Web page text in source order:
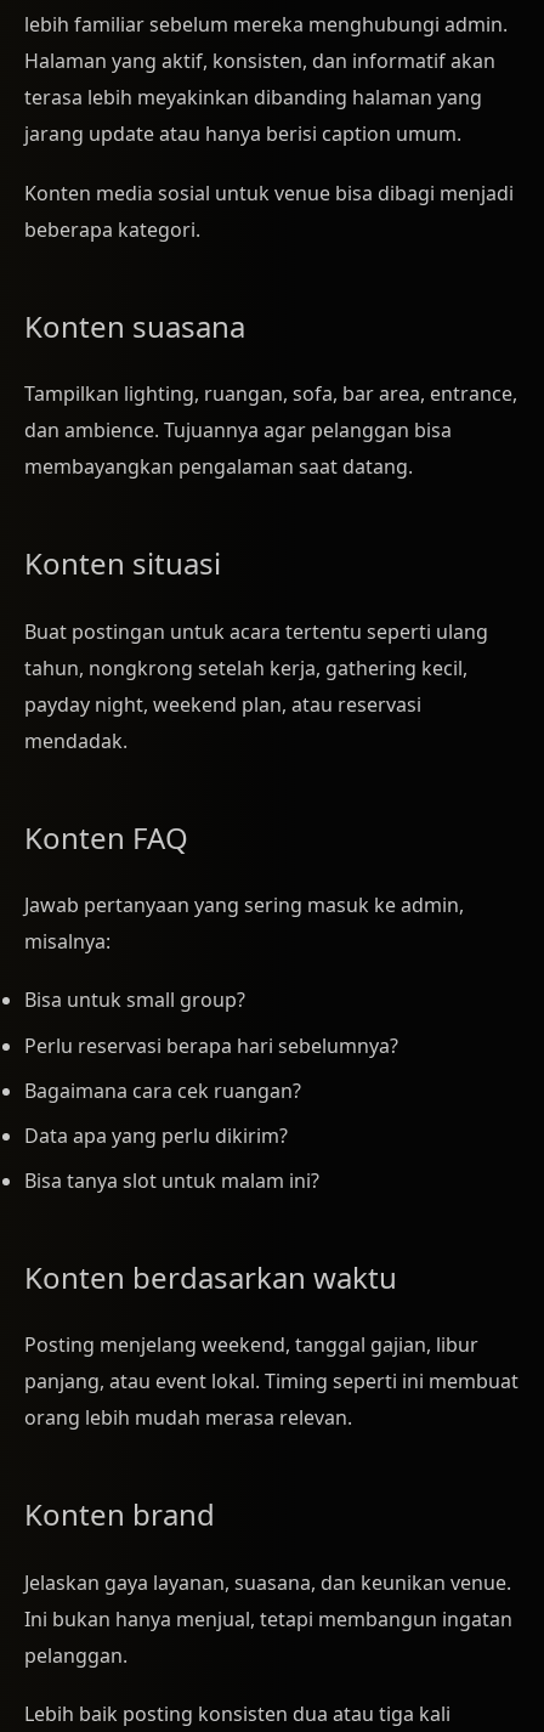
lebih familiar sebelum mereka menghubungi admin.
Halaman yang aktif, konsisten, dan informatif akan
terasa lebih meyakinkan dibanding halaman yang
jarang update atau hanya berisi caption umum.
Konten media sosial untuk venue bisa dibagi menjadi
beberapa kategori.
Konten suasana
Tampilkan lighting, ruangan, sofa, bar area, entrance,
dan ambience. Tujuannya agar pelanggan bisa
membayangkan pengalaman saat datang.
Konten situasi
Buat postingan untuk acara tertentu seperti ulang
tahun, nongkrong setelah kerja, gathering kecil,
payday night, weekend plan, atau reservasi
mendadak.
Konten FAQ
Jawab pertanyaan yang sering masuk ke admin,
misalnya:
Bisa untuk small group?
Perlu reservasi berapa hari sebelumnya?
Bagaimana cara cek ruangan?
Data apa yang perlu dikirim?
Bisa tanya slot untuk malam ini?
Konten berdasarkan waktu
Posting menjelang weekend, tanggal gajian, libur
panjang, atau event lokal. Timing seperti ini membuat
orang lebih mudah merasa relevan.
Konten brand
Jelaskan gaya layanan, suasana, dan keunikan venue.
Ini bukan hanya menjual, tetapi membangun ingatan
pelanggan.
Lebih baik posting konsisten dua atau tiga kali